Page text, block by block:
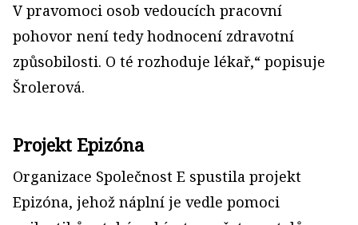
V pravomoci osob vedoucích pracovní
pohovor není tedy hodnocení zdravotní
způsobilosti. O té rozhoduje lékař,“ popisuje
Šrolerová.
Projekt Epizóna
Organizace Společnost E spustila projekt
Epizóna, jehož náplní je vedle pomoci